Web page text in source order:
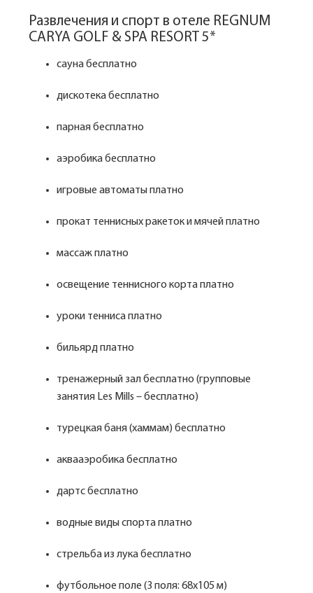
Развлечения и спорт в отеле REGNUM
CARYA GOLF & SPA RESORT 5*
сауна бесплатно
дискотека бесплатно
парная бесплатно
аэробика бесплатно
игровые автоматы платно
прокат теннисных ракеток и мячей платно
массаж платно
освещение теннисного корта платно
уроки тенниса платно
бильярд платно
тренажерный зал бесплатно (групповые
занятия Les Mills – бесплатно)
турецкая баня (хаммам) бесплатно
аквааэробика бесплатно
дартс бесплатно
водные виды спорта платно
стрельба из лука бесплатно
футбольное поле (3 поля: 68х105 м)